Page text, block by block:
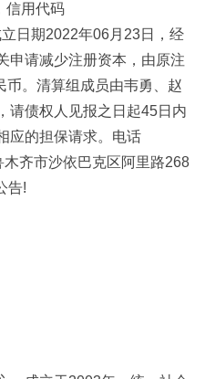
信用代码
日期2022年06月23日，经
申请减少注册资本，由原注
币。清算组成员由韦勇、赵
请债权人见报之日起45日内
应的担保请求。电话
齐市沙依巴克区阿里路268
告!